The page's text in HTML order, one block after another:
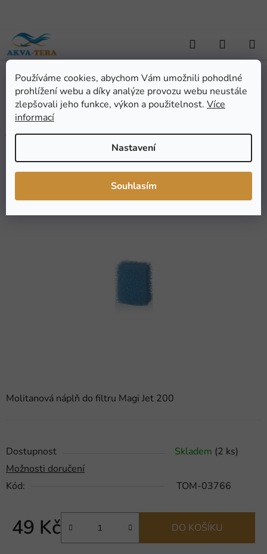
Používáme cookies, abychom Vám umožnili pohodlné
prohlížení webu a díky analýze provozu webu neustále
zlepšovali jeho funkce, výkon a použitelnost. Více
informací
Nastavení
Souhlasím
obsah
Hledat
KOŠÍK
Domů / AKVARISTIKA / Akvarijní technika / Filtry, náplně a přísl.
Filtrační náplně / Molitan. náplň Resun Magi Jet 200, KING MINI
Molitanová náplň do filtru Magi Jet 200
Dostupnost Skladem (2 ks)
Možnosti doručení
Kód:
TOM-03766
49 Kč
Měrná cena:
DO KOŠÍKU
Molitan. náplň Resun Magi
Jet 200, KING MINI
hodnocení
0,0
Podrobnosti hodnocení
Značka:Resun